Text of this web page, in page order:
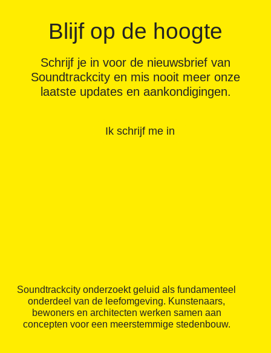
Blijf op de hoogte
Schrijf je in voor de nieuwsbrief van
Soundtrackcity en mis nooit meer onze
laatste updates en aankondigingen.
Ik schrijf me in
Soundtrackcity onderzoekt geluid als fundamenteel
onderdeel van de leefomgeving. Kunstenaars,
bewoners en architecten werken samen aan
concepten voor een meerstemmige stedenbouw.